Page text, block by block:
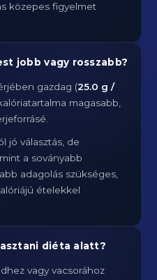
közepes figyelmet
jobb vagy rosszabb?
gazdag (25.0 g /
magasabb,
jó választás, de
a soványabb
adagolás szükséges,
ételekkel
diéta alatt?
vagy vacsorához